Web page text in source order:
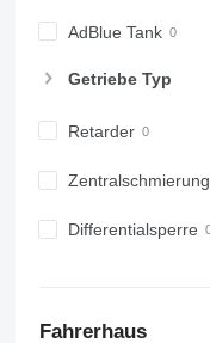
AdBlue Tank
Getriebe Typ
Retarder
Zentralschmierung
Differentialsperre
Fahrerhaus